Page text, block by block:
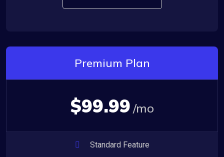
Premium Plan
$99.99 /mo
Standard Feature